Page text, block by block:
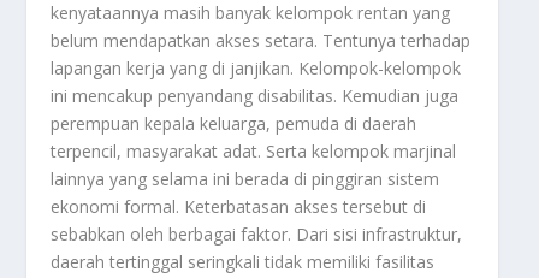
kenyataannya masih banyak kelompok rentan yang
belum mendapatkan akses setara. Tentunya terhadap
lapangan kerja yang di janjikan. Kelompok-kelompok
ini mencakup penyandang disabilitas. Kemudian juga
perempuan kepala keluarga, pemuda di daerah
terpencil, masyarakat adat. Serta kelompok marjinal
lainnya yang selama ini berada di pinggiran sistem
ekonomi formal. Keterbatasan akses tersebut di
sebabkan oleh berbagai faktor. Dari sisi infrastruktur,
daerah tertinggal seringkali tidak memiliki fasilitas